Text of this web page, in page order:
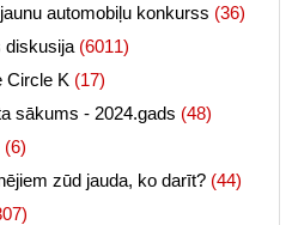
automobiļu konkurss (36)
diskusija (6011)
Circle K (17)
sākums - 2024.gads (48)
(6)
zūd jauda, ko darīt? (44)